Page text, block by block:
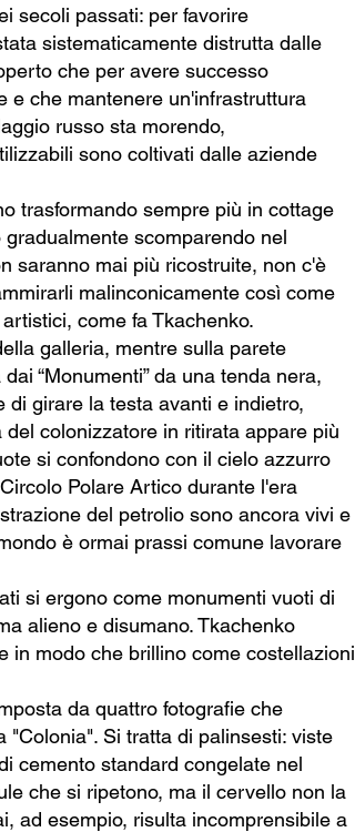
secoli passati: per favorire
sistematicamente distrutta dalle
che per avere successo
e che mantenere un'infrastruttura
russo sta morendo,
sono coltivati dalle aziende
trasformando sempre più in cottage
scomparendo nel
saranno mai più ricostruite, non c'è
malinconicamente così come
come fa Tkachenko.
galleria, mentre sulla parete
“Monumenti” da una tenda nera,
girare la testa avanti e indietro,
colonizzatore in ritirata appare più
si confondono con il cielo azzurro
Polare Artico durante l'era
del petrolio sono ancora vivi e
è ormai prassi comune lavorare
si ergono come monumenti vuoti di
alieno e disumano. Tkachenko
in modo che brillino come costellazioni
da quattro fotografie che
Si tratta di palinsesti: viste
cemento standard congelate nel
che si ripetono, ma il cervello non la
ad esempio, risulta incomprensibile a